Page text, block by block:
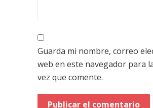
Guarda mi nombre, correo
web en este navegador para
vez que comente.